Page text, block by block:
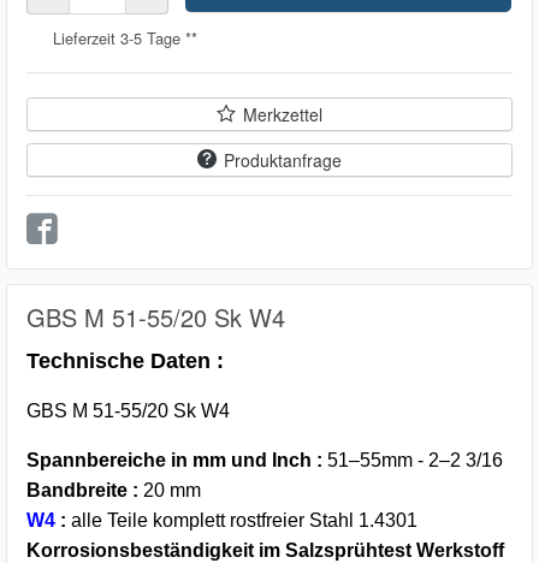
Lieferzeit 3-5 Tage **
Merkzettel
Produktanfrage
GBS M 51-55/20 Sk W4
Technische Daten :
GBS M 51-55/20 Sk W4
Spannbereiche in mm und Inch : 51–55mm - 2–2 3/16
Bandbreite : 20 mm
W4 : alle Teile komplett rostfreier Stahl 1.4301
Korrosionsbeständigkeit im Salzsprühtest Werkstoff